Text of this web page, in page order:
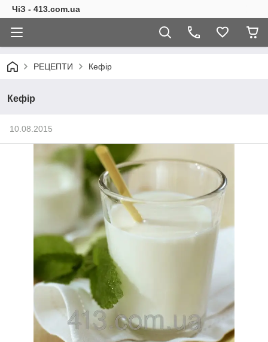
ЧіЗ - 413.com.ua
РЕЦЕПТИ Кефір
Кефір
10.08.2015